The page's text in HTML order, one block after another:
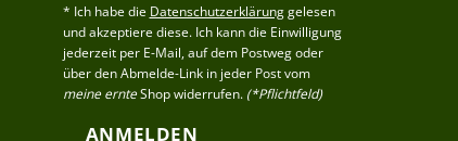
* Ich habe die Datenschutzerklärunggelesen
und akzeptiere diese. Ich kann die Einwilligung
jederzeit per E-Mail, auf dem Postweg oder
über den Abmelde-Link in jeder Post vom
meine ernteShop widerrufen. (*Pflichtfeld)
ANMELDEN